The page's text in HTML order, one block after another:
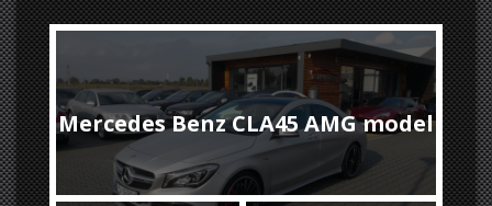
Mercedes Benz CLA45 AMG model